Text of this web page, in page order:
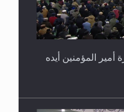
المؤمنين أيده